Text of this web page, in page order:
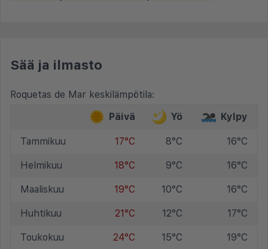
Sää ja ilmasto
Roquetas de Mar keskilämpötila:
Päivä
Yö Kylpy
Tammikuu 17°C 8°C 16°C
Helmikuu 18°C 9°C 16°C
Maaliskuu 19°C 10°C 16°C
Huhtikuu 21°C 12°C 17°C
Toukokuu 24°C 15°C 19°C